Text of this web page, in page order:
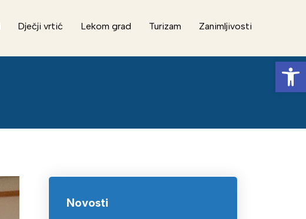
Dječji vrtić Lekom grad Turizam
Zanimljivosti
Novosti